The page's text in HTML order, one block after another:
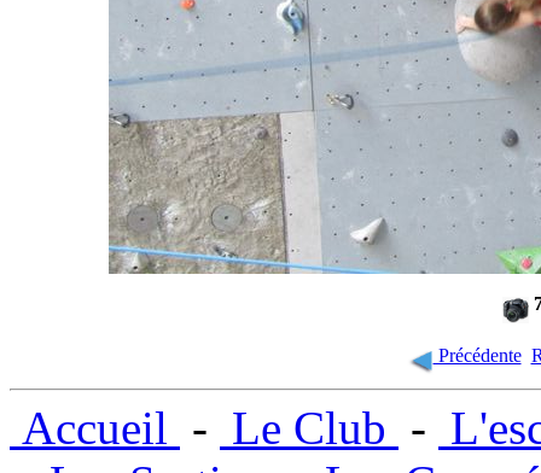
Précédente
Accueil - Le Club -